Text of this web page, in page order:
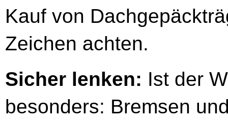
Kauf von
Zeichen achten.
Sicher lenken: Ist der
besonders: Bremsen